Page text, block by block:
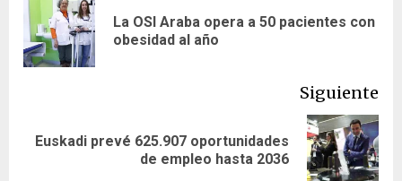
de
entradas
La OSI Araba opera a 50 pacientes con
obesidad al año
Siguiente
Siguiente
Euskadi prevé 625.907 oportunidades
de empleo hasta 2036